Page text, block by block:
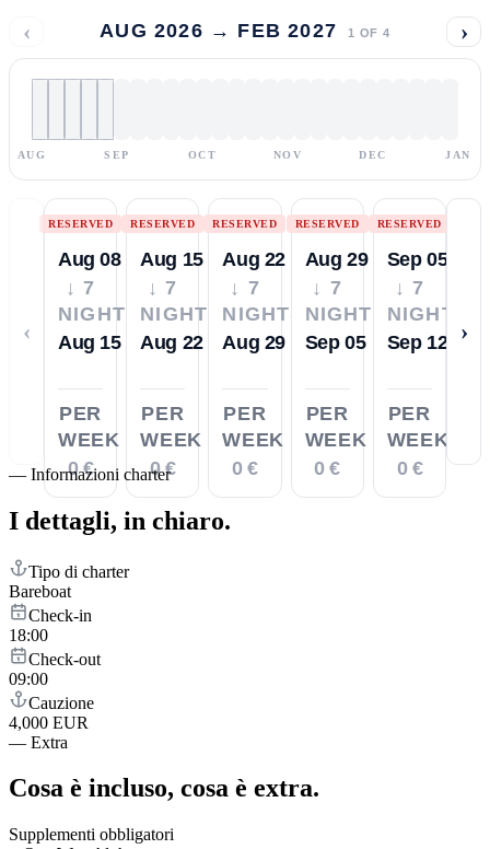
‹ AUG 2026 → FEB 2027 1 OF 4 ›
AUG SEP OCT NOV DEC JAN
‹
RESERVED
Aug 08
↓ 7
NIGHTS
Aug 15
PER
WEEK
0 €
RESERVED
Aug 15
↓ 7
NIGHTS
Aug 22
PER
WEEK
0 €
RESERVED
Aug 22
↓ 7
NIGHTS
Aug 29
PER
WEEK
0 €
RESERVED
Aug 29
↓ 7
NIGHTS
Sep 05
PER
WEEK
0 €
RESERVED
Sep 05
↓ 7
NIGHTS
Sep 12
PER
WEEK
0 €
›
— Informazioni charter
I dettagli, in chiaro.
Tipo di charter
Bareboat
Check-in
18:00
Check-out
09:00
Cauzione
4,000 EUR
— Extra
Cosa è incluso, cosa è extra.
Supplementi obbligatori